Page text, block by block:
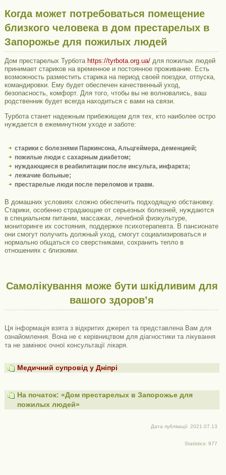
Когда может потребоваться помещение
близкого человека в дом престарелых в
Запорожье для пожилых людей
Дом престарелых Турбота https://tyrbota.org.ua/для пожилых людей
принимает стариков на временное и постоянное проживание. Есть
возможность разместить старика на период своей поездки, отпуска,
командировки. Ему будет обеспечен качественный уход,
безопасность, комфорт. Для того, чтобы вы не волновались, ваш
родственник будет всегда находиться с вами на связи.
Турбота станет надежным прибежищем для тех, кто наиболее остро
нуждается в ежеминутном уходе и заботе:
старики с болезнями Паркинсона, Альцгеймера, деменцией;
пожилые люди с сахарным диабетом;
нуждающиеся в реабилитации после инсульта, инфаркта;
лежачие больные;
престарелые люди после переломов и травм.
В домашних условиях сложно обеспечить подходящую обстановку.
Старики, особенно страдающие от серьезных болезней, нуждаются
в специальном питании, массажах, лечебной физкультуре,
мониторинге их состояния, поддержке психотерапевта. В пансионате
они смогут получить должный уход, смогут социализироваться и
нормально общаться со сверстниками, сохранить тепло в
отношениях с близкими.
Самолікування може бути шкідливим для
вашого здоров’я
Ця інформація взята з відкритих джерел та представлена ​​Вам для
ознайомлення. Вона не є керівництвом для діагностики та лікування
та не замінює очної консультації лікаря.
Медичний супровід у Дніпрі
На початок: «Дом престарелых в Запорожье для
пожилых людей»
Дата публікації: 2021.07.13
Statistics: 977